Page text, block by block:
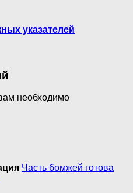
указателей
необходимо
Часть бомжей готова